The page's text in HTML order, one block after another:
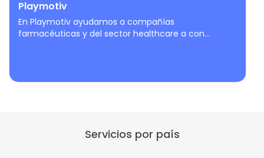
Playmotiv
En Playmotiv ayudamos a compañías
farmacéuticas y del sector healthcare a con...
Servicios por país